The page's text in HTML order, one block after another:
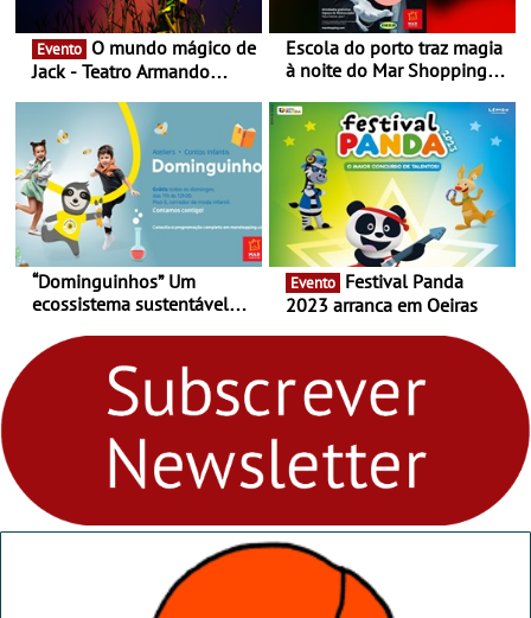
Evento
Jack - Teatro Armando
Escola do porto traz magia
à noite do Mar Shopping
29 de abril, às 21h00
“Dominguinhos” Um
ecossistema sustentável
fores - Atelier de Educação
Ambiental nos
“Dominguinhos” de 23 de
Evento
2023 arranca em Oeiras